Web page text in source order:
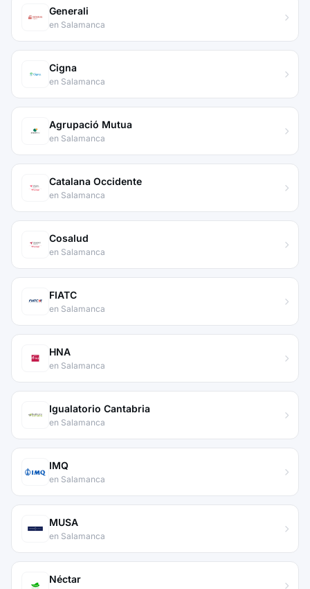
Generali
en Salamanca
Cigna
en Salamanca
Agrupació Mutua
en Salamanca
Catalana Occidente
en Salamanca
Cosalud
en Salamanca
FIATC
en Salamanca
HNA
en Salamanca
Igualatorio Cantabria
en Salamanca
IMQ
en Salamanca
MUSA
en Salamanca
Néctar